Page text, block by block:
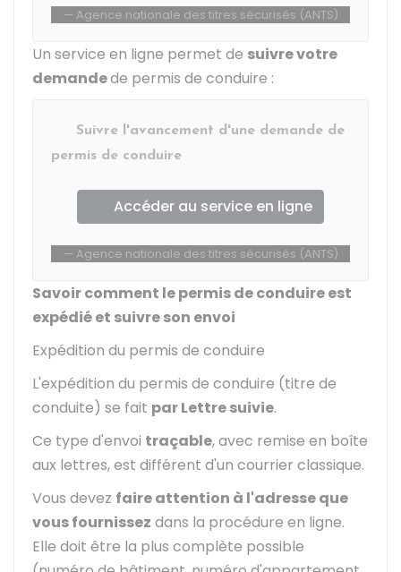
Agence nationale des titres sécurisés (ANTS)
Un service en ligne permet de suivre votre
demandede permis de conduire :
Suivre l'avancement d'une demande de
permis de conduire
Accéder au service en ligne
Agence nationale des titres sécurisés (ANTS)
Savoir comment le permis de conduire est
expédié et suivre son envoi
Expédition du permis de conduire
L'expédition du permis de conduire (titre de
conduite) se fait par Lettre suivie.
Ce type d'envoi traçable, avec remise en boîte
aux lettres, est différent d'un courrier classique.
Vous devez faire attention à l'adresse que
vous fournissez dans la procédure en ligne.
Elle doit être la plus complète possible